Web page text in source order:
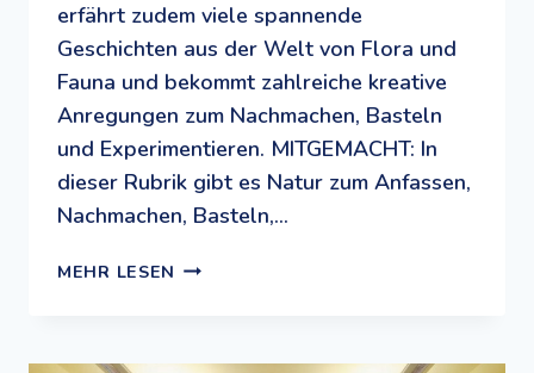
erfährt zudem viele spannende
Geschichten aus der Welt von Flora und
Fauna und bekommt zahlreiche kreative
Anregungen zum Nachmachen, Basteln
und Experimentieren. MITGEMACHT: In
dieser Rubrik gibt es Natur zum Anfassen,
Nachmachen, Basteln,…
MEHR LESEN MUSEUM